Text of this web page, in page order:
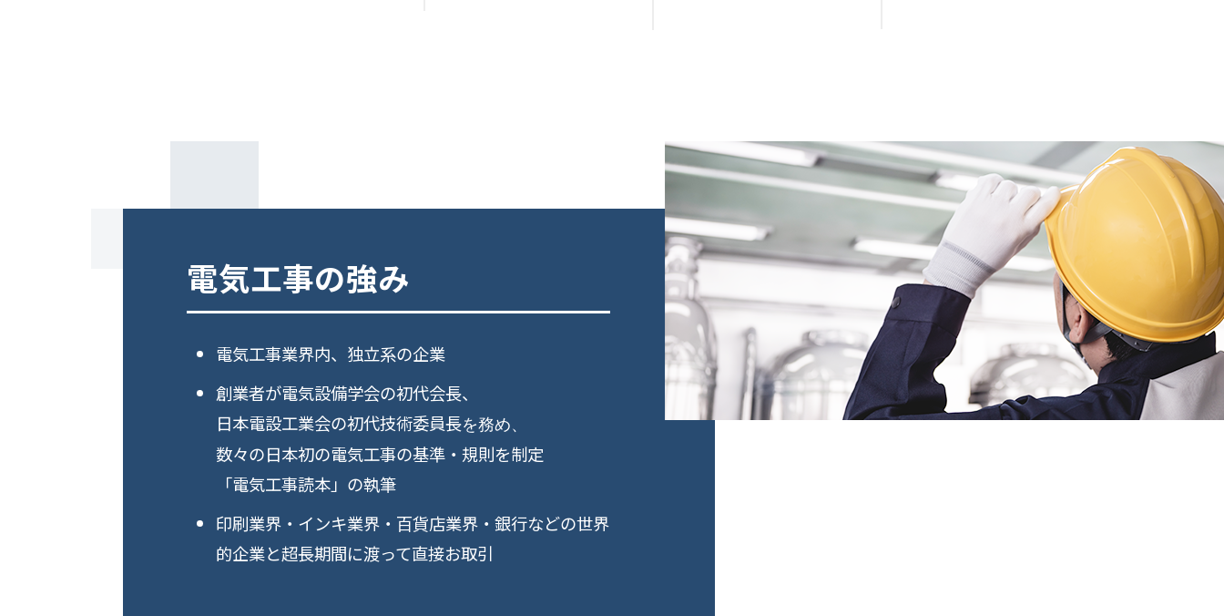
電気工事の強み
電気工事業界内、独立系の企業
創業者が電気設備学会の初代会長、
日本電設工業会の初代技術委員長を務め、
数々の日本初の電気工事の基準・規則を制定
「電気工事読本」の執筆
印刷業界・インキ業界・百貨店業界・銀行などの世界
的企業と超長期間に渡って直接お取引